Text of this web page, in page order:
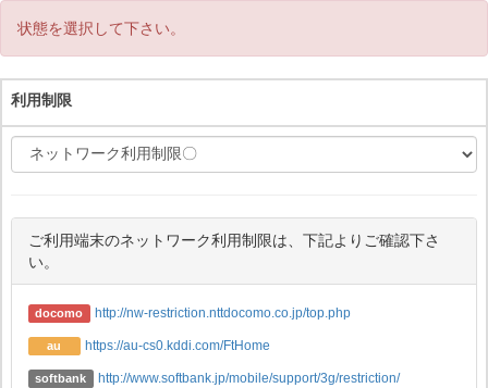
状態を選択して下さい。
利用制限
ご利用端末のネットワーク利用制限は、下記よりご確認下さ
い。
docomo http://nw-restriction.nttdocomo.co.jp/top.php
au https://au-cs0.kddi.com/FtHome
softbank http://www.softbank.jp/mobile/support/3g/restriction/